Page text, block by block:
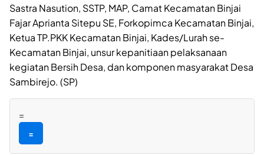
Sastra Nasution, SSTP, MAP, Camat Kecamatan Binjai
Fajar Aprianta Sitepu SE, Forkopimca Kecamatan Binjai,
Ketua TP.PKK Kecamatan Binjai, Kades/Lurah se-
Kecamatan Binjai, unsur kepanitiaan pelaksanaan
kegiatan Bersih Desa, dan komponen masyarakat Desa
Sambirejo. (SP)
=
=